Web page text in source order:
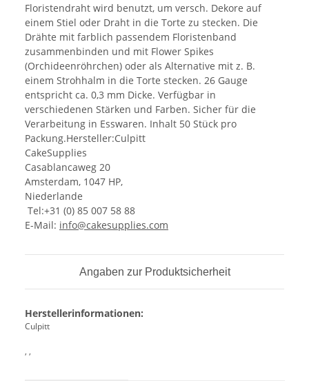
Floristendraht wird benutzt, um versch. Dekore auf
einem Stiel oder Draht in die Torte zu stecken. Die
Drähte mit farblich passendem Floristenband
zusammenbinden und mit Flower Spikes
(Orchideenröhrchen) oder als Alternative mit z. B.
einem Strohhalm in die Torte stecken. 26 Gauge
entspricht ca. 0,3 mm Dicke. Verfügbar in
verschiedenen Stärken und Farben. Sicher für die
Verarbeitung in Esswaren. Inhalt 50 Stück pro
Packung.Hersteller:Culpitt
CakeSupplies
Casablancaweg 20
Amsterdam, 1047 HP,
Niederlande
Tel:+31 (0) 85 007 58 88
E-Mail: info@cakesupplies.com
Angaben zur Produktsicherheit
Herstellerinformationen:
Culpitt
, ,